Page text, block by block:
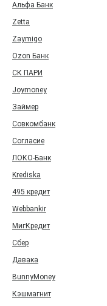
Альфа Банк
Zetta
Zaymigo
Ozon Банк
СК ПАРИ
Joymoney
Займер
Совкомбанк
Согласие
ЛОКО-Банк
Krediska
495 кредит
Webbankir
МигКредит
Сбер
Давака
BunnyMoney
Кэшмагнит